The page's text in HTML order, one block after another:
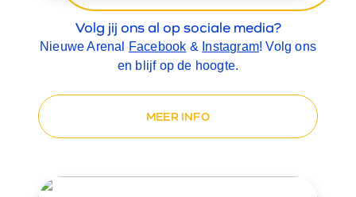
Volg jij ons al op sociale media?
Nieuwe Arenal Facebook & Instagram! Volg ons
en blijf op de hoogte.
MEER INFO